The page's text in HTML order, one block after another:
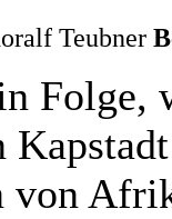
Teubner
Folge,
von